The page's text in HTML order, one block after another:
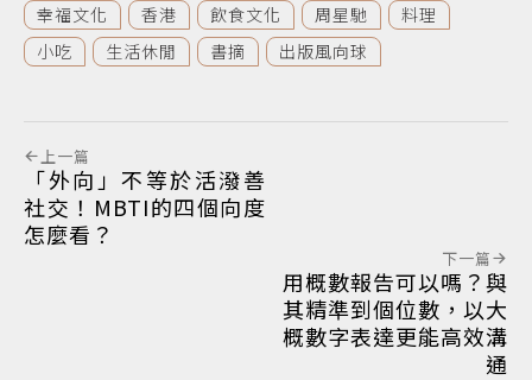
幸福文化 香港 飲食文化 周星馳
料理
小吃
生活休閒 書摘 出版風向球
上一篇
「外向」不等於活潑善
社交！MBTI的四個向度
怎麼看？
下一篇
用概數報告可以嗎？與
其精準到個位數，以大
概數字表達更能高效溝
通